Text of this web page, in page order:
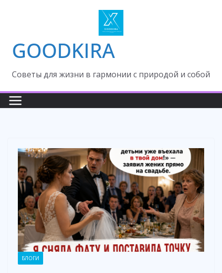
GOODKIRA
Cоветы для жизни в гармонии с природой и собой
БЛОГИ